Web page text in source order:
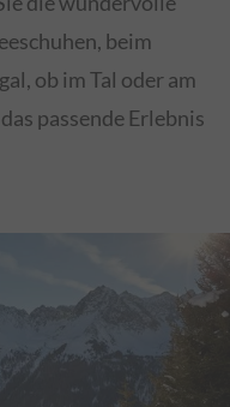
beim
ob im Tal oder am
passende Erlebnis